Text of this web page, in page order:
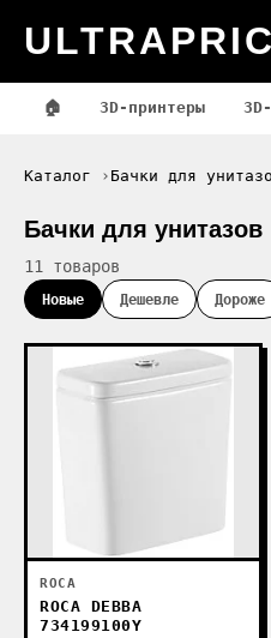
🏠 3D-принтеры
Каталог Бачки для
Бачки для унитазов
11 товаров
Новые Дешевле Дороже
ROCA
ROCA DEBBA
734199100Y